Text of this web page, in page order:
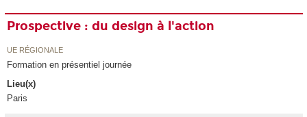
Prospective : du design à l'action
UE RÉGIONALE
Formation en présentiel journée
Lieu(x)
Paris